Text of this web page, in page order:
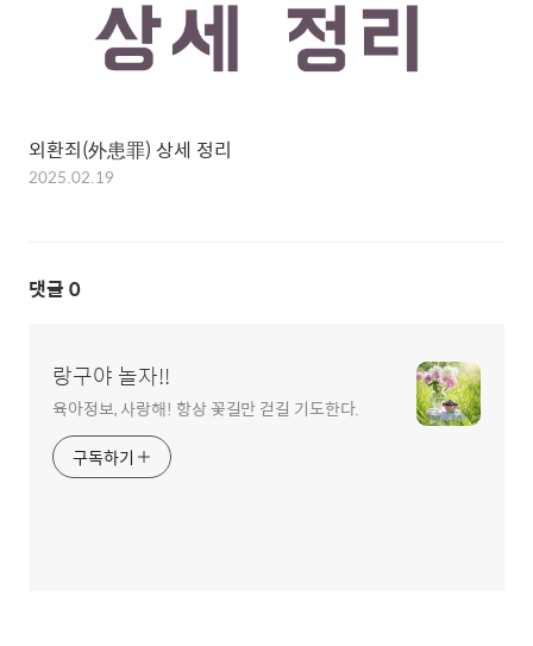
외환죄(外患罪) 상세 정리
2025.02.19
댓글 0
랑구야 놀자!!
육아정보, 사랑해! 항상 꽃길만 걷길 기도한다.
구독하기